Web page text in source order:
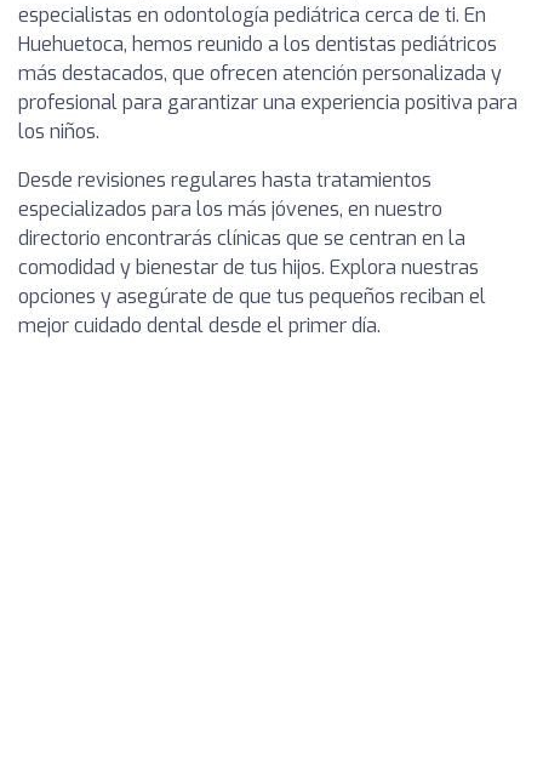
especialistas en odontología pediátrica cerca de ti. En
Huehuetoca, hemos reunido a los dentistas pediátricos
más destacados, que ofrecen atención personalizada y
profesional para garantizar una experiencia positiva para
los niños.
Desde revisiones regulares hasta tratamientos
especializados para los más jóvenes, en nuestro
directorio encontrarás clínicas que se centran en la
comodidad y bienestar de tus hijos. Explora nuestras
opciones y asegúrate de que tus pequeños reciban el
mejor cuidado dental desde el primer día.